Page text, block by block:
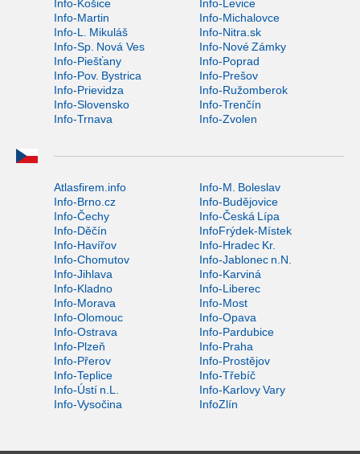
Info-Košice
Info-Levice
Info-Martin
Info-Michalovce
Info-L. Mikuláš
Info-Nitra.sk
Info-Sp. Nová Ves
Info-Nové Zámky
Info-Piešťany
Info-Poprad
Info-Pov. Bystrica
Info-Prešov
Info-Prievidza
Info-Ružomberok
Info-Slovensko
Info-Trenčín
Info-Trnava
Info-Zvolen
Atlasfirem.info
Info-M. Boleslav
Info-Brno.cz
Info-Budějovice
Info-Čechy
Info-Česká Lípa
Info-Děčín
InfoFrýdek-Místek
Info-Havířov
Info-Hradec Kr.
Info-Chomutov
Info-Jablonec n.N.
Info-Jihlava
Info-Karviná
Info-Kladno
Info-Liberec
Info-Morava
Info-Most
Info-Olomouc
Info-Opava
Info-Ostrava
Info-Pardubice
Info-Plzeň
Info-Praha
Info-Přerov
Info-Prostějov
Info-Teplice
Info-Třebíč
Info-Ústí n.L.
Info-Karlovy Vary
Info-Vysočina
InfoZlín